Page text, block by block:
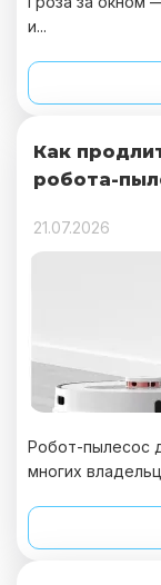
и...
Как
робота-
21.07.2026
Робот-пылесос
многих